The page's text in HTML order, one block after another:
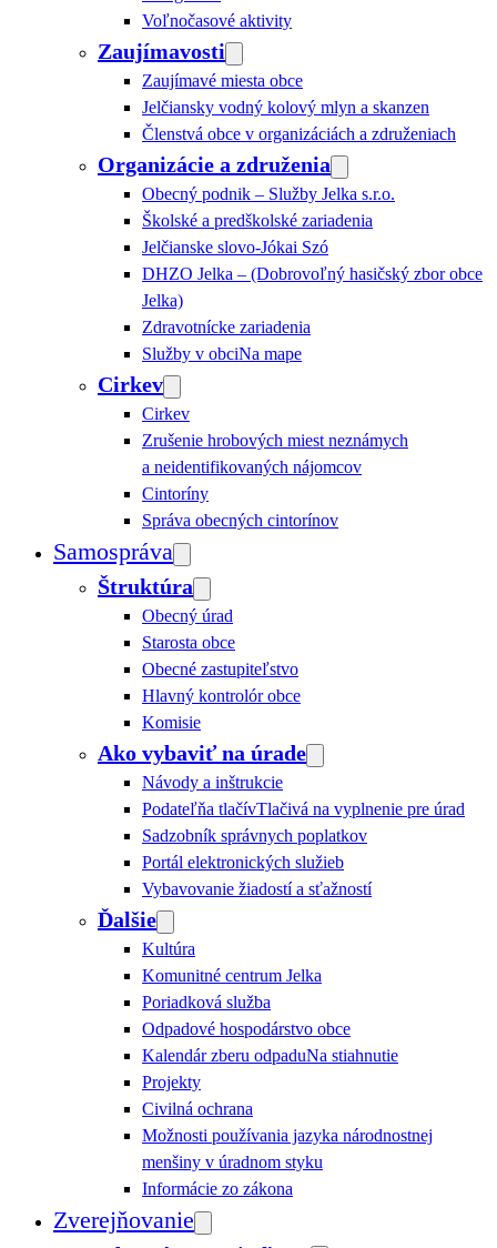
Voľnočasové aktivity
Zaujímavosti
Zaujímavé miesta obce
Jelčiansky vodný kolový mlyn a skanzen
Členstvá obce v organizáciách a združeniach
Organizácie a združenia
Obecný podnik – Služby Jelka s.r.o.
Školské a predškolské zariadenia
Jelčianske slovo-Jókai Szó
DHZO Jelka – (Dobrovoľný hasičský zbor obce
Jelka)
Zdravotnícke zariadenia
Služby v obciNa mape
Cirkev
Cirkev
Zrušenie hrobových miest neznámych
a neidentifikovaných nájomcov
Cintoríny
Správa obecných cintorínov
Samospráva
Štruktúra
Obecný úrad
Starosta obce
Obecné zastupiteľstvo
Hlavný kontrolór obce
Komisie
Ako vybaviť na úrade
Návody a inštrukcie
Podateľňa tlačívTlačivá na vyplnenie pre úrad
Sadzobník správnych poplatkov
Portál elektronických služieb
Vybavovanie žiadostí a sťažností
Ďalšie
Kultúra
Komunitné centrum Jelka
Poriadková služba
Odpadové hospodárstvo obce
Kalendár zberu odpaduNa stiahnutie
Projekty
Civilná ochrana
Možnosti používania jazyka národnostnej
menšiny v úradnom styku
Informácie zo zákona
Zverejňovanie